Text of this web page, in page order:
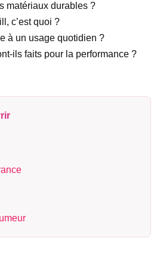
matériaux durables ?
c’est quoi ?
à un usage quotidien ?
ils faits pour la performance ?